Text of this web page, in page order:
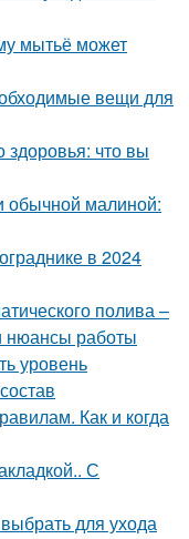
мытьё может
вещи для
здоровья: что вы
обычной малиной:
в 2024
полива –
нюансы работы
уровень
Как и когда
С
для ухода